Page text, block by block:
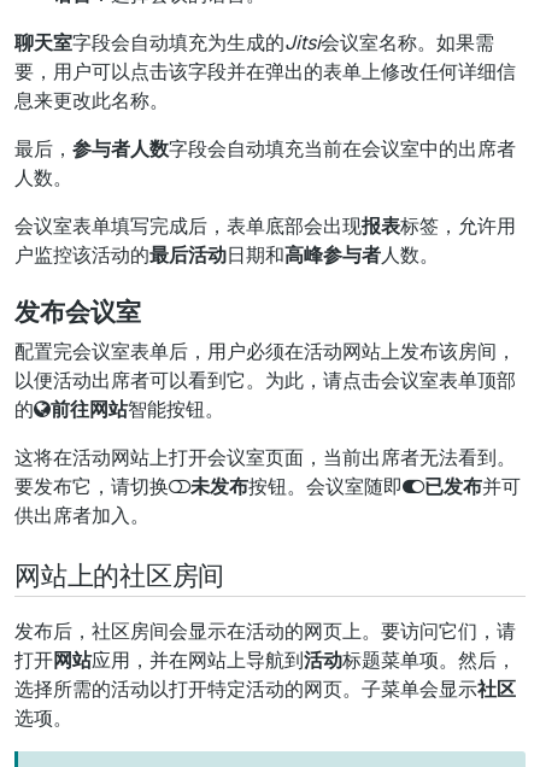
聊天室字段会自动填充为生成的Jitsi会议室名称。如果需
要，用户可以点击该字段并在弹出的表单上修改任何详细信
息来更改此名称。
最后， 参与者人数字段会自动填充当前在会议室中的出席者
人数。
会议室表单填写完成后，表单底部会出现报表标签，允许用
户监控该活动的最后活动日期和高峰参与者人数。
发布会议室
配置完会议室表单后，用户必须在活动网站上发布该房间，
以便活动出席者可以看到它。为此，请点击会议室表单顶部
的
前往网站智能按钮。
这将在活动网站上打开会议室页面，当前出席者无法看到。
要发布它，请切换
未发布按钮。会议室随即 已发布并可
供出席者加入。
网站上的社区房间
发布后，社区房间会显示在活动的网页上。要访问它们，请
打开网站应用，并在网站上导航到活动标题菜单项。然后，
选择所需的活动以打开特定活动的网页。子菜单会显示社区
选项。